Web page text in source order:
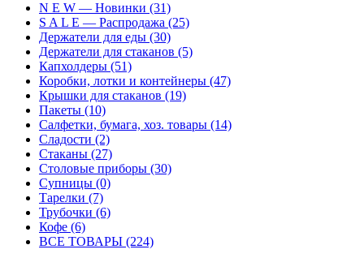
N E W — Новинки (31)
S A L E — Распродажа (25)
Держатели для еды (30)
Держатели для стаканов (5)
Капхолдеры (51)
Коробки, лотки и контейнеры (47)
Крышки для стаканов (19)
Пакеты (10)
Салфетки, бумага, хоз. товары (14)
Сладости (2)
Стаканы (27)
Столовые приборы (30)
Супницы (0)
Тарелки (7)
Трубочки (6)
Кофе (6)
ВСЕ ТОВАРЫ (224)